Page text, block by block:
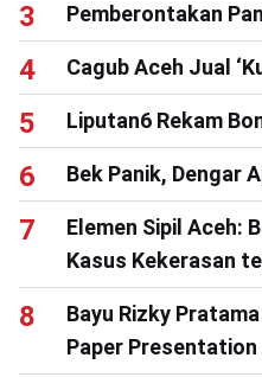
Pemberontakan
Cagub Aceh Jual
Liputan6 Rekam
Bek Panik, Dengar
Elemen Sipil Aceh:
Kasus Kekerasan
Bayu Rizky
Paper Presentation